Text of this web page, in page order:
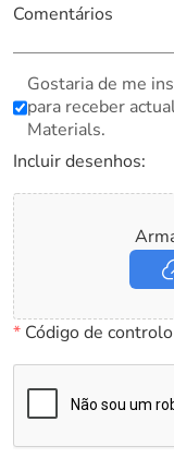
Comentários
Gostaria de me
para receber
Materials.
Incluir desenhos:
*Código de controlo